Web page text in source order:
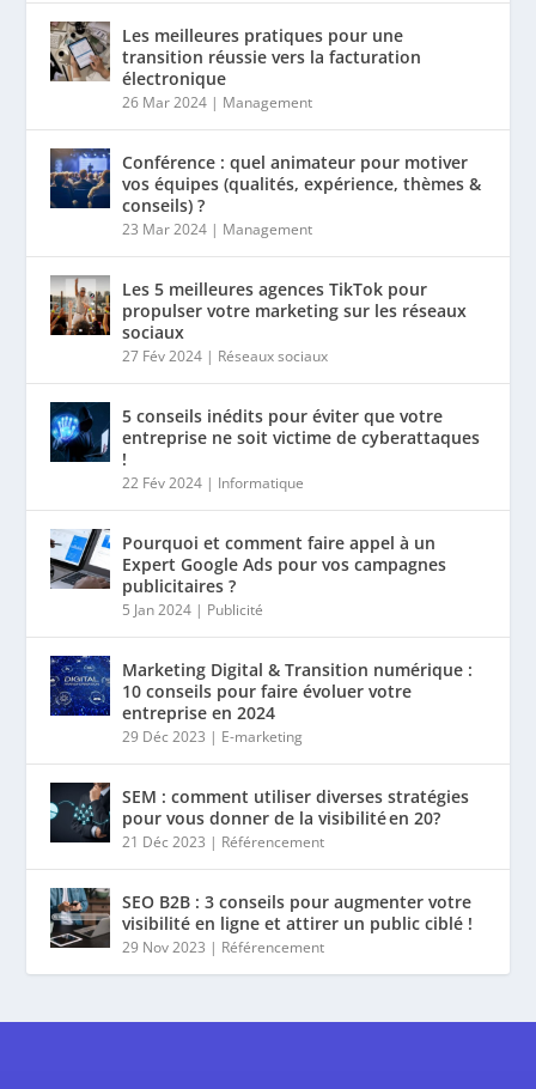
Les meilleures pratiques pour une
transition réussie vers la facturation
électronique
26 Mar 2024 | Management
Conférence : quel animateur pour motiver
vos équipes (qualités, expérience, thèmes &
conseils) ?
23 Mar 2024 | Management
Les 5 meilleures agences TikTok pour
propulser votre marketing sur les réseaux
sociaux
27 Fév 2024 | Réseaux sociaux
5 conseils inédits pour éviter que votre
entreprise ne soit victime de cyberattaques
!
22 Fév 2024 | Informatique
Pourquoi et comment faire appel à un
Expert Google Ads pour vos campagnes
publicitaires ?
5 Jan 2024 | Publicité
Marketing Digital & Transition numérique :
10 conseils pour faire évoluer votre
entreprise en 2024
29 Déc 2023 | E-marketing
SEM : comment utiliser diverses stratégies
pour vous donner de la visibilité en 20?
21 Déc 2023 | Référencement
SEO B2B : 3 conseils pour augmenter votre
visibilité en ligne et attirer un public ciblé !
29 Nov 2023 | Référencement